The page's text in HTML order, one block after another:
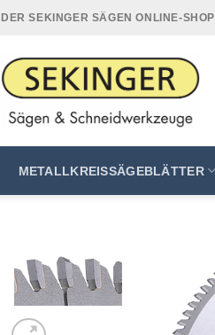
DER SEKINGER SÄGEN ONLINE-SHOP
METALLKREISSÄGEBLÄTTER